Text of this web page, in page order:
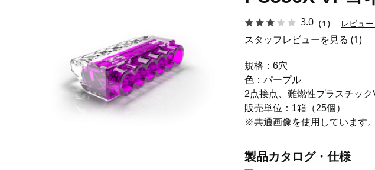
3.0 （1） レビュ
スタッフレビューを見る (1)
規格：6穴
色：パープル
2点接点、難燃性プラスチック
販売単位：1箱（25個）
※共通画像を使用しています。
製品カタログ・仕様